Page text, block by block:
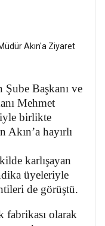
Şube Başkanı ve
Mehmet
birlikte
hayırlı
karlışayan
üyeleriyle
de görüştü.
olarak